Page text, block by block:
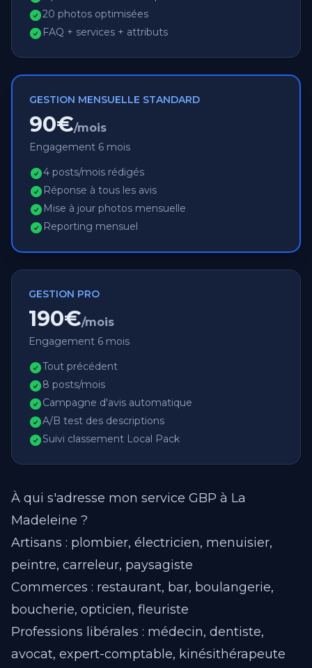
20 photos optimisées
FAQ + services + attributs
GESTION MENSUELLE STANDARD
90€/mois
Engagement 6 mois
4 posts/mois rédigés
Réponse à tous les avis
Mise à jour photos mensuelle
Reporting mensuel
GESTION PRO
190€/mois
Engagement 6 mois
Tout précédent
8 posts/mois
Campagne d'avis automatique
A/B test des descriptions
Suivi classement Local Pack
À qui s'adresse mon service GBP à La
Madeleine ?
Artisans : plombier, électricien, menuisier,
peintre, carreleur, paysagiste
Commerces : restaurant, bar, boulangerie,
boucherie, opticien, fleuriste
Professions libérales : médecin, dentiste,
avocat, expert-comptable, kinésithérapeute